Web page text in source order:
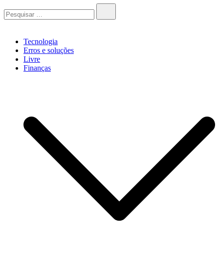
Tecnologia
Erros e soluções
Livre
Finanças